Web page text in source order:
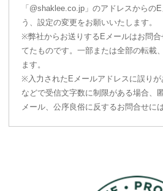
「@shaklee.co.jp」のアドレスからの
う、設定の変更をお願いいたします。
※弊社からお送りするEメールはお問
てたものです。一部または全部の転載
ます。
※入力されたEメールアドレスに誤り
などで受信文字数に制限がある場合、
メール、公序良俗に反するお問合せに